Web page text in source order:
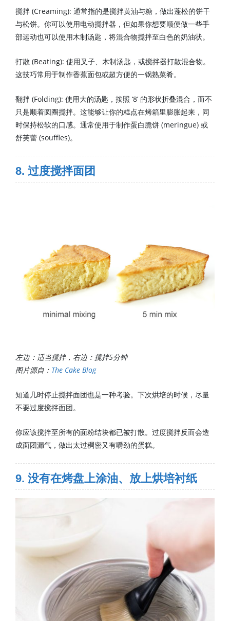
搅拌 (Creaming): 通常指的是搅拌黄油与糖，做出蓬松的饼干
与松饼。你可以使用电动搅拌器，但如果你想要顺便做一些手
部运动也可以使用木制汤匙，将混合物搅拌至白色的奶油状。
打散 (Beating): 使用叉子、木制汤匙，或搅拌器打散混合物。
这技巧常用于制作香蕉面包或超方便的一锅熟菜肴。
翻拌 (Folding): 使用大的汤匙，按照 ‘8’ 的形状折叠混合，而不
只是顺着圆圈搅拌。这能够让你的糕点在烤箱里膨胀起来，同
时保持松软的口感。通常使用于制作蛋白脆饼 (meringue) 或
舒芙蕾 (souffles)。
8. 过度搅拌面团
左边：适当搅拌，右边：搅拌5分钟
图片源自： The Cake Blog
知道几时停止搅拌面团也是一种考验。下次烘培的时候，尽量
不要过度搅拌面团。
你应该搅拌至所有的面粉结块都已被打散。过度搅拌反而会造
成面团漏气，做出太过稠密又有嚼劲的蛋糕。
9. 没有在烤盘上涂油、放上烘培衬纸